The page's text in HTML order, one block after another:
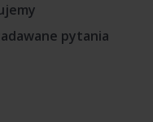
pytania